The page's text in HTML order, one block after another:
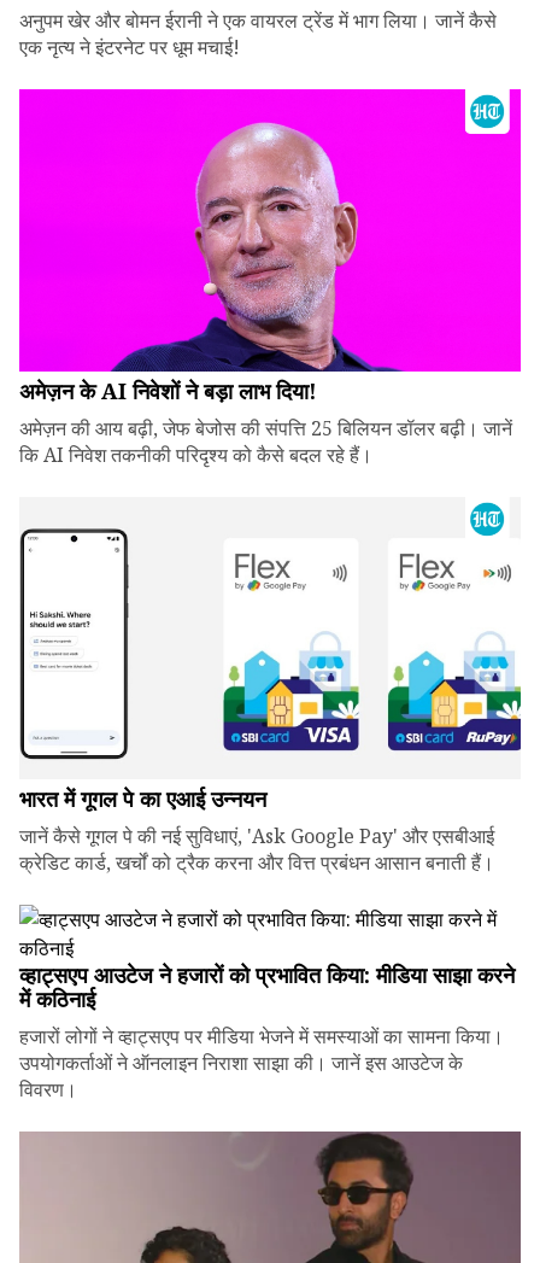
अनुपम खेर और बोमन ईरानी ने एक वायरल ट्रेंड में भाग लिया। जानें कैसे
एक नृत्य ने इंटरनेट पर धूम मचाई!
अमेज़न के AI निवेशों ने बड़ा लाभ दिया!
अमेज़न की आय बढ़ी, जेफ बेजोस की संपत्ति 25 बिलियन डॉलर बढ़ी। जानें
कि AI निवेश तकनीकी परिदृश्य को कैसे बदल रहे हैं।
भारत में गूगल पे का एआई उन्नयन
जानें कैसे गूगल पे की नई सुविधाएं, 'Ask Google Pay' और एसबीआई
क्रेडिट कार्ड, खर्चों को ट्रैक करना और वित्त प्रबंधन आसान बनाती हैं।
व्हाट्सएप आउटेज ने हजारों को प्रभावित किया: मीडिया साझा करने
में कठिनाई
हजारों लोगों ने व्हाट्सएप पर मीडिया भेजने में समस्याओं का सामना किया।
उपयोगकर्ताओं ने ऑनलाइन निराशा साझा की। जानें इस आउटेज के
विवरण।